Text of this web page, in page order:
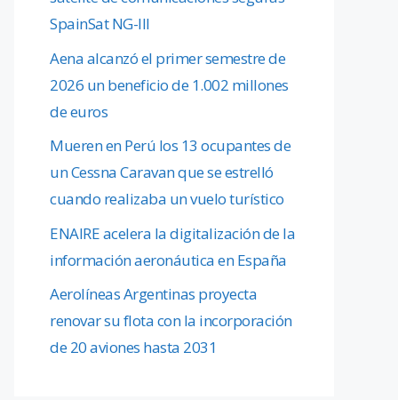
SpainSat NG-III
Aena alcanzó el primer semestre de
2026 un beneficio de 1.002 millones
de euros
Mueren en Perú los 13 ocupantes de
un Cessna Caravan que se estrelló
cuando realizaba un vuelo turístico
ENAIRE acelera la digitalización de la
información aeronáutica en España
Aerolíneas Argentinas proyecta
renovar su flota con la incorporación
de 20 aviones hasta 2031